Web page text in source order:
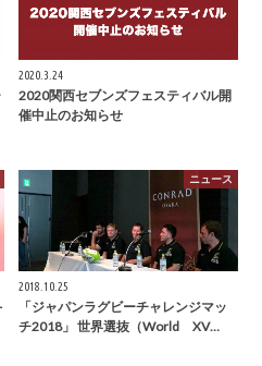
2020.3.24
2020関西セブンズフェスティバル開
催中止のお知らせ
ニュース
2018.10.25
「ジャパンラグビーチャレンジマッ
チ2018」 世界選抜（World XV…